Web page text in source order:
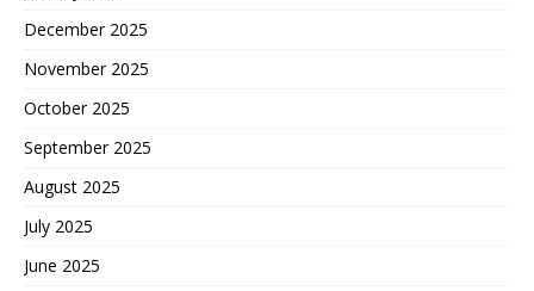
December 2025
November 2025
October 2025
September 2025
August 2025
July 2025
June 2025